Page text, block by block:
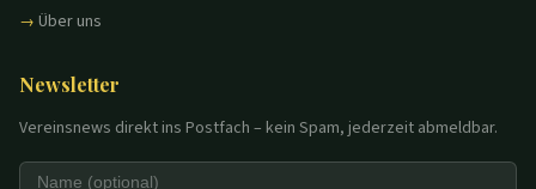
Über uns
Newsletter
Vereinsnews direkt ins Postfach – kein Spam, jederzeit abmeldbar.